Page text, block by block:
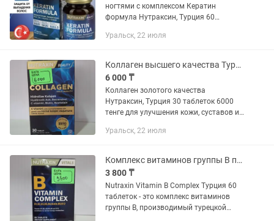
ногтями с комплексом Кератин
формула Нутраксин, Турция 60
от Nutraxin — это специальные
Уральск, 22 июля
Коллаген высшего качества Турция для кожи, суставов и костей
6 000 ₸
Коллаген золотого качества
Нутраксин, Турция 30 таблеток 6000
тенге для улучшения кожи, суставов и
коллаген в хорошей дозировке 1050мг,
Уральск, 22 июля
Комплекс витаминов группы В при усталости
3 800 ₸
Nutraxin Vitamin B Complex Турция 60
таблеток - это комплекс витаминов
группы B, производимый турецкой